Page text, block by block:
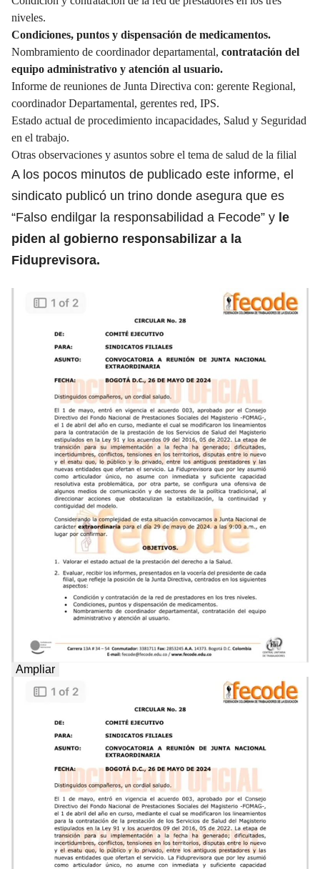
niveles.
Condiciones, puntos y dispensación de medicamentos.
Nombramiento de coordinador departamental, contratación del
equipo administrativo y atención al usuario.
Informe de reuniones de Junta Directiva con: gerente Regional,
coordinador Departamental, gerentes red, IPS.
Estado actual de procedimiento incapacidades, Salud y Seguridad
en el trabajo.
Otras observaciones y asuntos sobre el tema de salud de la filial
A los pocos minutos de publicado este informe, el
sindicato publicó un trino donde asegura que es
“Falso endilgar la responsabilidad a Fecode” y le
piden al gobierno responsabilizar a la
Fiduprevisora.
Ampliar